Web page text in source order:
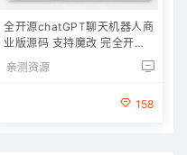
全开源chatGPT聊天机器人商
业版源码 支持魔改 完全开放
源代码
亲测资源
158